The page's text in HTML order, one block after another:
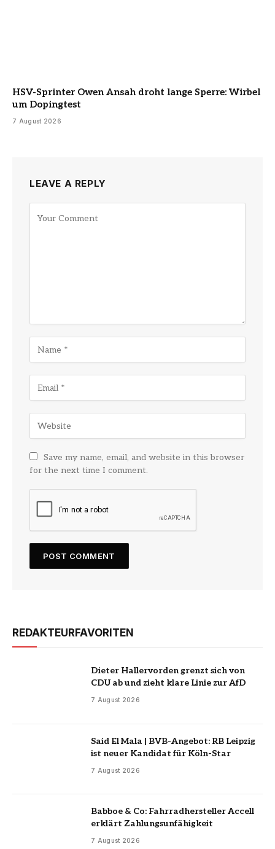
HSV-Sprinter Owen Ansah droht lange Sperre: Wirbel
um Dopingtest
7 August 2026
LEAVE A REPLY
Save my name, email, and website in this browser
for the next time I comment.
REDAKTEURFAVORITEN
Dieter Hallervorden grenzt sich von
CDU ab und zieht klare Linie zur AfD
7 August 2026
Said El Mala | BVB-Angebot: RB Leipzig
ist neuer Kandidat für Köln-Star
7 August 2026
Babboe & Co: Fahrradhersteller Accell
erklärt Zahlungsunfähigkeit
7 August 2026